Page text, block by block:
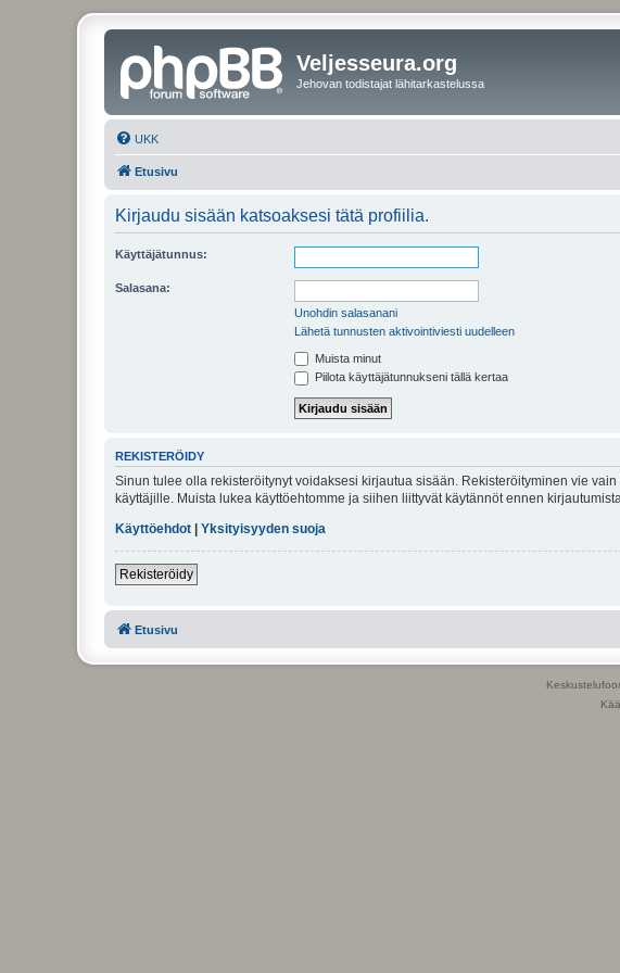
Veljesseura.org
Jehovan todistajat lähitarkastelussa
UKK
Etusivu
Kirjaudu sisään katsoaksesi tätä profiilia.
Käyttäjätunnus:
Salasana:
Unohdin salasanani
Lähetä tunnusten aktivointiviesti uudelleen
Muista minut
Piilota käyttäjätunnukseni tällä kertaa
REKISTERÖIDY
Sinun tulee olla rekisteröitynyt voidaksesi kirjautua sisään. Rekisteröityminen vie
käyttäjille. Muista lukea käyttöehtomme ja siihen liittyvät käytännöt ennen
Käyttöehdot
Yksityisyyden suoja
Rekisteröidy
Etusivu